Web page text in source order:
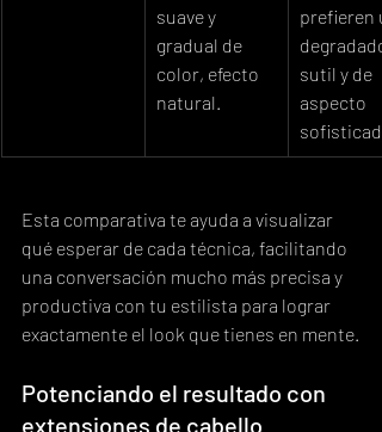
suave y
gradual de
color, efecto
natural.
prefieren
degradado
sutil y de
aspecto
Esta comparativa te ayuda a visualizar
qué esperar de cada técnica, facilitando
una conversación mucho más precisa y
productiva con tu estilista para lograr
exactamente el look que tienes en mente.
Potenciando el resultado con
extensiones de cabello